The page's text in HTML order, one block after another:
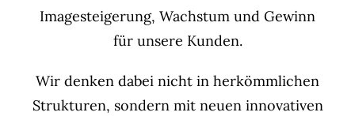
Imagesteigerung, Wachstum und Gewinn
für unsere Kunden.
Wir denken dabei nicht in herkömmlichen
Strukturen, sondern mit neuen innovativen